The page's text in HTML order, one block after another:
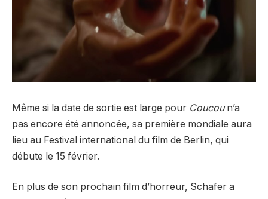
Même si la date de sortie est large pour Coucoun’a
pas encore été annoncée, sa première mondiale aura
lieu au Festival international du film de Berlin, qui
débute le 15 février.
En plus de son prochain film d’horreur, Schafer a